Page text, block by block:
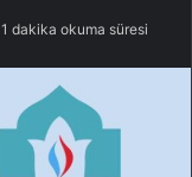
1 dakika okuma süresi